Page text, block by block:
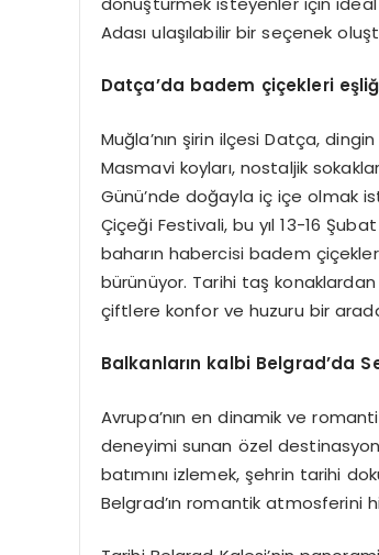
Adası ulaşılabilir bir seçenek
Datça’da badem çiçekleri
Muğla’nın şirin ilçesi Datça,
Masmavi koyları, nostaljik
Günü’nde doğayla iç içe olmak
Çiçeği Festivali, bu yıl 13-16
baharın habercisi badem
bürünüyor. Tarihi taş
çiftlere konfor ve huzuru bir
Balkanların kalbi Belgrad’da
Avrupa’nın en dinamik ve
deneyimi sunan özel
batımını izlemek, şehrin tarihi
Belgrad’ın romantik atmosferini